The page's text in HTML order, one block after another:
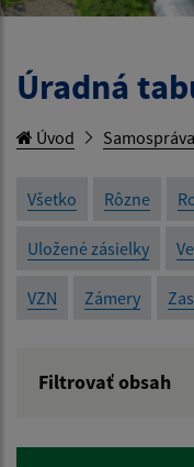
Úradná
Úvod Samospráva
Všetko Rôzne
Uložené zásielky
VZN Zámery
Filtrovať obsah